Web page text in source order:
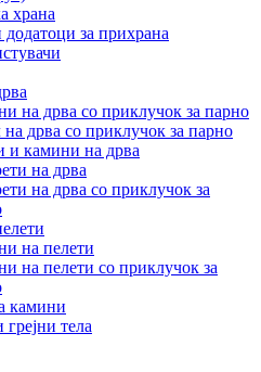
храна
за прихрана
на дрва со приклучок за парно
на дрва со приклучок за парно
и камини на дрва
на дрва
на дрва со приклучок за
на пелети
на пелети со приклучок за
камини
тела